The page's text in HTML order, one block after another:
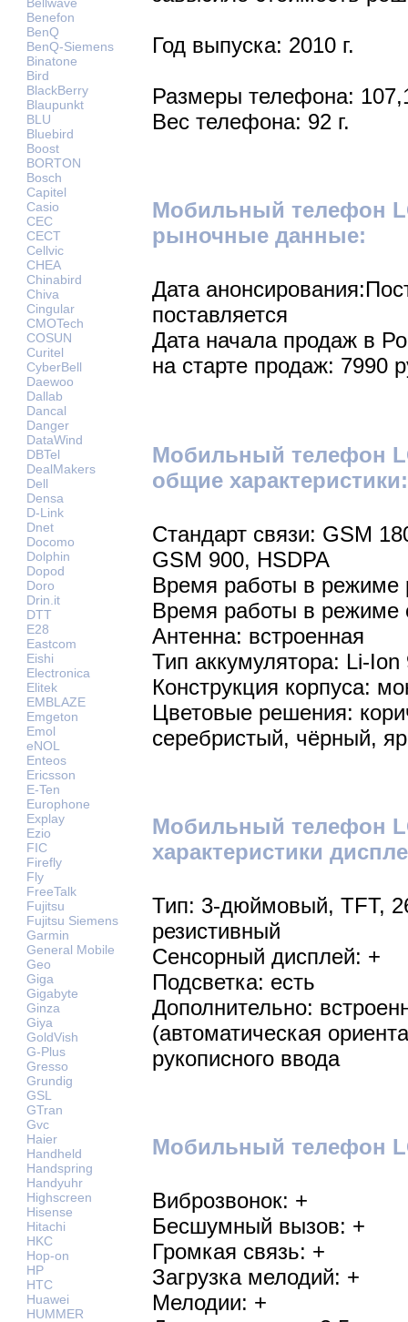
Benefon
BenQ
BenQ-Siemens
Binatone
Bird
BlackBerry
Blaupunkt
BLU
Bluebird
Boost
BORTON
Bosch
Capitel
Casio
CEC
CECT
Cellvic
CHEA
Chinabird
Chiva
Cingular
CMOTech
COSUN
Curitel
CyberBell
Daewoo
Dallab
Dancal
Danger
DataWind
DBTel
DealMakers
Dell
Densa
D-Link
Dnet
Docomo
Dolphin
Dopod
Doro
Drin.it
DTT
E28
Eastcom
Eishi
Electronica
Elitek
EMBLAZE
Emgeton
Emol
eNOL
Enteos
Ericsson
E-Ten
Europhone
Explay
Ezio
FIC
Firefly
Fly
FreeTalk
Fujitsu
Fujitsu Siemens
Garmin
General Mobile
Geo
Giga
Gigabyte
Ginza
Giya
GoldVish
G-Plus
Gresso
Grundig
GSL
GTran
Gvc
Haier
Handheld
Handspring
Handyuhr
Highscreen
Hisense
Hitachi
HKC
Hop-on
HP
HTC
Huawei
HUMMER
Год выпуска: 2010 г.
Размеры телефона:
Вес телефона: 92 г.
Мобильный телефон
рыночные данные:
Дата
поставляется
Дата начала продаж в
на старте продаж: 7990
Мобильный телефон
общие характеристики:
Стандарт связи: GSM
GSM 900, HSDPA
Время работы в режиме
Время работы в режиме
Антенна: встроенная
Тип аккумулятора: Li-
Конструкция корпуса:
Цветовые решения:
серебристый, чёрный,
Мобильный телефон
характеристики
Тип: 3-дюймовый, TFT,
резистивный
Сенсорный дисплей: +
Подсветка: есть
Дополнительно:
(автоматическая
рукописного ввода
Мобильный телефон
Виброзвонок: +
Бесшумный вызов: +
Громкая связь: +
Загрузка мелодий: +
Мелодии: +